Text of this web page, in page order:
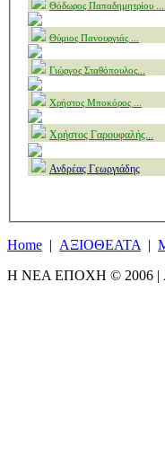
Θόδωρος Παπαδημητρίου ....
Θύμιος Πανουργιάς
Γιώργος Σταθόπουλος
Χρήστος Μποκόρος
Χρήστος Γαρουφαλής...
Ανδρέας Γεωργιάδης
Home | ΑΞΙΟΘΕΑΤΑ |
Η ΝΕΑ ΕΠΟΧΗ © 2006 |